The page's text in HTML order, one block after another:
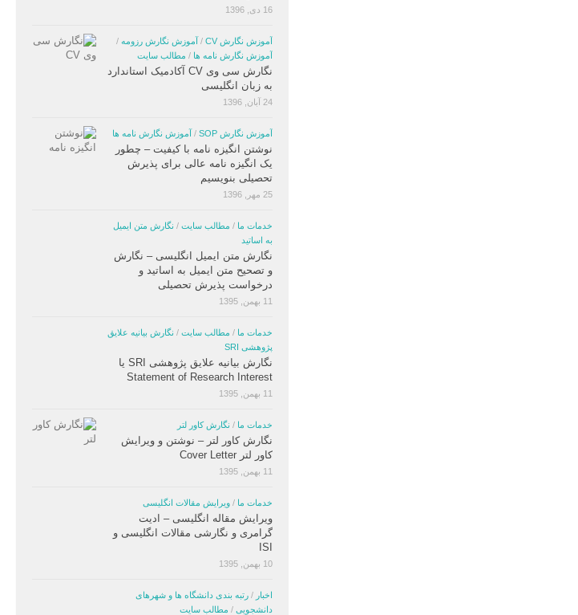
16 دی, 1396
آموزش نگارش CV / آموزش نگارش رزومه /
آموزش نگارش نامه ها / مطالب سایت
نگارش سی وی CV آکادمیک استاندارد
به زبان انگلیسی
24 آبان, 1396
آموزش نگارش SOP / آموزش نگارش نامه ها
نوشتن انگیزه نامه با کیفیت – چطور
یک انگیزه نامه عالی برای پذیرش
تحصیلی بنویسیم
25 مهر, 1396
خدمات ما / مطالب سایت / نگارش متن ایمیل
به اساتید
نگارش متن ایمیل انگلیسی – نگارش
و تصحیح متن ایمیل به اساتید و
درخواست پذیرش تحصیلی
11 بهمن, 1395
خدمات ما / مطالب سایت / نگارش بیانیه علایق
پژوهشی SRI
نگارش بیانیه علایق پژوهشی SRI یا
Statement of Research Interest
11 بهمن, 1395
خدمات ما / نگارش کاور لتر
نگارش کاور لتر – نوشتن و ویرایش
کاور لتر Cover Letter
11 بهمن, 1395
خدمات ما / ویرایش مقالات انگلیسی
ویرایش مقاله انگلیسی – ادیت
گرامری و نگارشی مقالات انگلیسی و
ISI
10 بهمن, 1395
اخبار / رتبه بندی دانشگاه ها و شهرهای
دانشجویی / مطالب سایت